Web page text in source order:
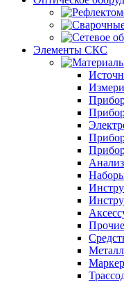
Элементы СКС